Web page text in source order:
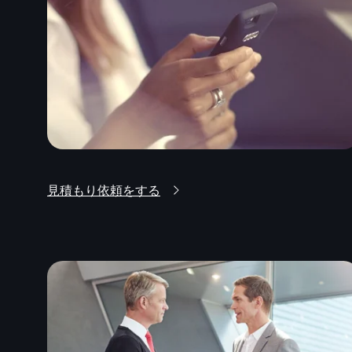
見積もり依頼をする